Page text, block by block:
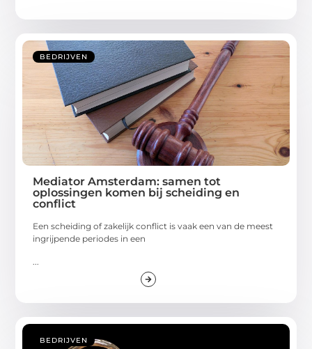
BEDRIJVEN
Mediator Amsterdam: samen tot
oplossingen komen bij scheiding en
conflict
Een scheiding of zakelijk conflict is vaak een van de meest
ingrijpende periodes in een
BEDRIJVEN